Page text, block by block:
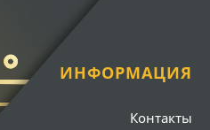
ИНФОРМАЦИЯ
Контакты